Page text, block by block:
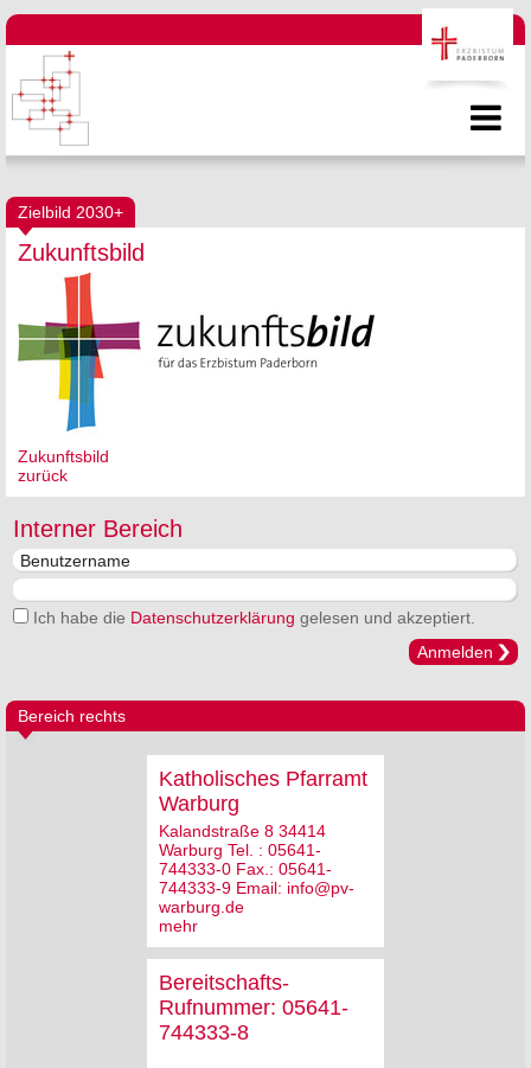
Zielbild 2030+
Zukunftsbild
Zukunftsbild
zurück
Interner Bereich
Ich habe die Datenschutzerklärung gelesen und akzeptiert.
Anmelden
Bereich rechts
Katholisches Pfarramt
Warburg
Kalandstraße 8 34414
Warburg Tel. : 05641-
744333-0 Fax.: 05641-
744333-9 Email: info@pv-
warburg.de
mehr
Bereitschafts-
Rufnummer: 05641-
744333-8